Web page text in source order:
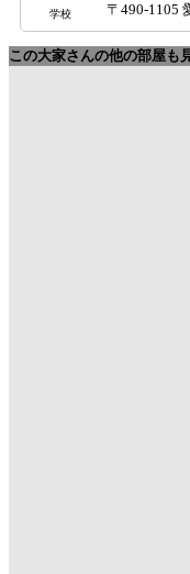
学校 〒490-1105
この大家さんの他の部屋も